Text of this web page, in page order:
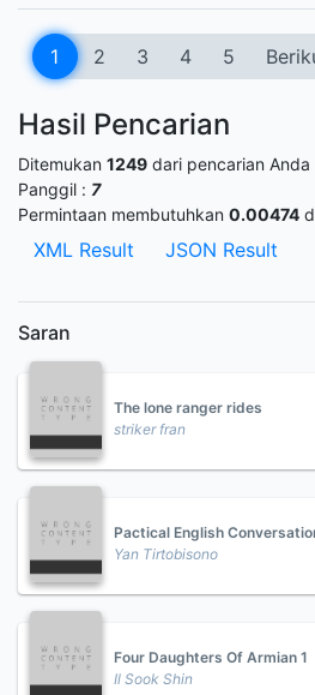
1 2 3 4 5
Hasil Pencarian
Ditemukan 1249 dari pencarian
Panggil : 7
Permintaan membutuhkan 0.00474
XML Result JSON Result
Saran
The lone ranger rides
striker fran
Pactical English
Yan Tirtobisono
Four Daughters Of Armian 1
Il Sook Shin